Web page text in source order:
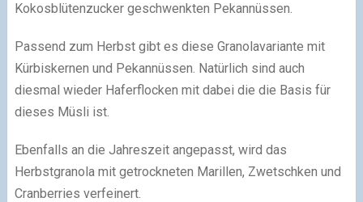
Kokosblütenzucker geschwenkten Pekannüssen.
Passend zum Herbst gibt es diese Granolavariante mit
Kürbiskernen und Pekannüssen. Natürlich sind auch
diesmal wieder Haferflocken mit dabei die die Basis für
dieses Müsli ist.
Ebenfalls an die Jahreszeit angepasst, wird das
Herbstgranola mit getrockneten Marillen, Zwetschken und
Cranberries verfeinert.